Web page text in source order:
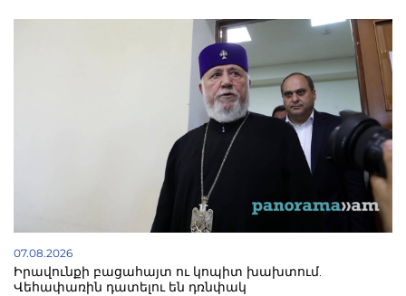
07.08.2026
Իրավունքի բացահայտ ու կոպիտ խախտում.
Վեհափառին դատելու են դռնփակ